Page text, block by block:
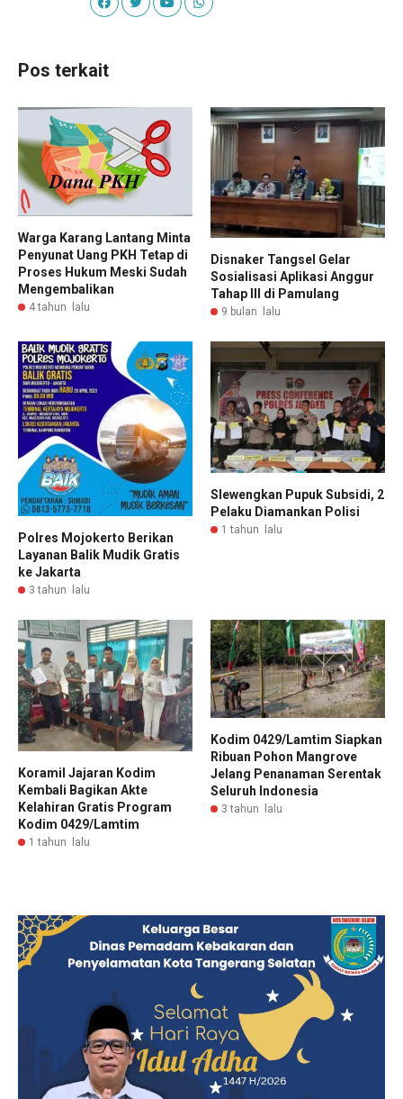
Pos terkait
Warga Karang Lantang Minta
Penyunat Uang PKH Tetap di
Proses Hukum Meski Sudah
Mengembalikan
4 tahun lalu
Disnaker Tangsel Gelar
Sosialisasi Aplikasi Anggur
Tahap III di Pamulang
9 bulan lalu
Polres Mojokerto Berikan
Layanan Balik Mudik Gratis
ke Jakarta
3 tahun lalu
Slewengkan Pupuk Subsidi, 2
Pelaku Diamankan Polisi
1 tahun lalu
Koramil Jajaran Kodim
Kembali Bagikan Akte
Kelahiran Gratis Program
Kodim 0429/Lamtim
1 tahun lalu
Kodim 0429/Lamtim Siapkan
Ribuan Pohon Mangrove
Jelang Penanaman Serentak
Seluruh Indonesia
3 tahun lalu